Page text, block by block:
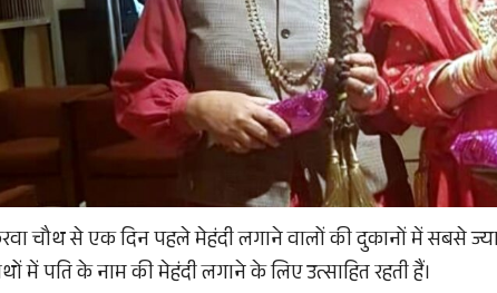
चौथ से एक दिन पहले मेहंदी लगाने वालों की दुकानों में सबसे
में पति के नाम की मेहंदी लगाने के लिए उत्साहित रहती हैं।